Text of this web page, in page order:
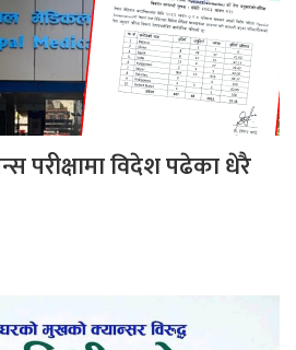
परीक्षामा विदेश पढेका धेरै